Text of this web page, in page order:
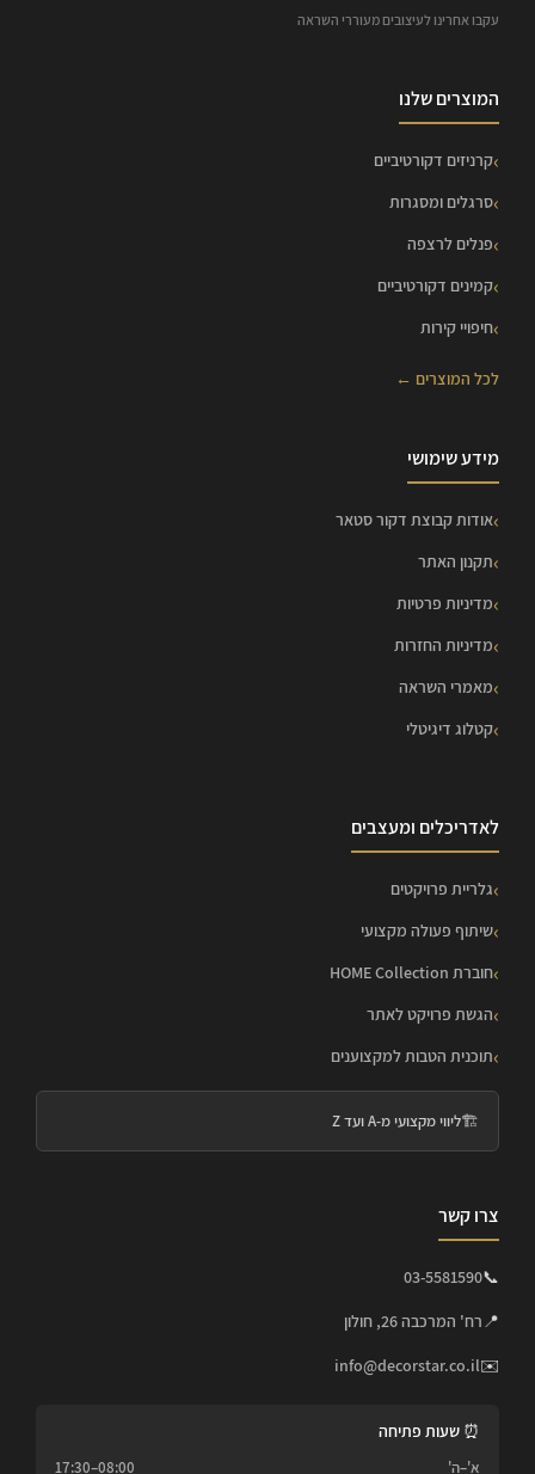
עקבו אחרינו לעיצובים מעוררי השראה
המוצרים שלנו
קרניזים דקורטיביים
סרגלים ומסגרות
פנלים לרצפה
קמינים דקורטיביים
חיפויי קירות
לכל המוצרים ←
מידע שימושי
אודות קבוצת דקור סטאר
תקנון האתר
מדיניות פרטיות
מדיניות החזרות
מאמרי השראה
קטלוג דיגיטלי
לאדריכלים ומעצבים
גלריית פרויקטים
שיתוף פעולה מקצועי
חוברת HOME Collection
הגשת פרויקט לאתר
תוכנית הטבות למקצוענים
🏗️ליווי מקצועי מ-A ועד Z
צרו קשר
📞
03-5581590
📍רח' המרכבה 26, חולון
✉️
info@decorstar.co.il
⏰ שעות פתיחה
א'–ה' 08:00–17:30